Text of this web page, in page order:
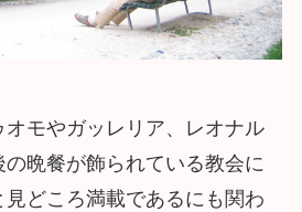
オモやガッレリア、レオナル
の晩餐が飾られている教会に
どころ満載であるにも関わ